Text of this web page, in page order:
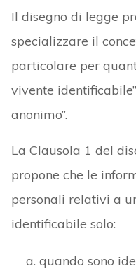
Il disegno di legge
specializzare il
particolare per
vivente
anonimo”.
La Clausola 1 del
propone che le
personali relativi a
identificabile solo:
quando sono